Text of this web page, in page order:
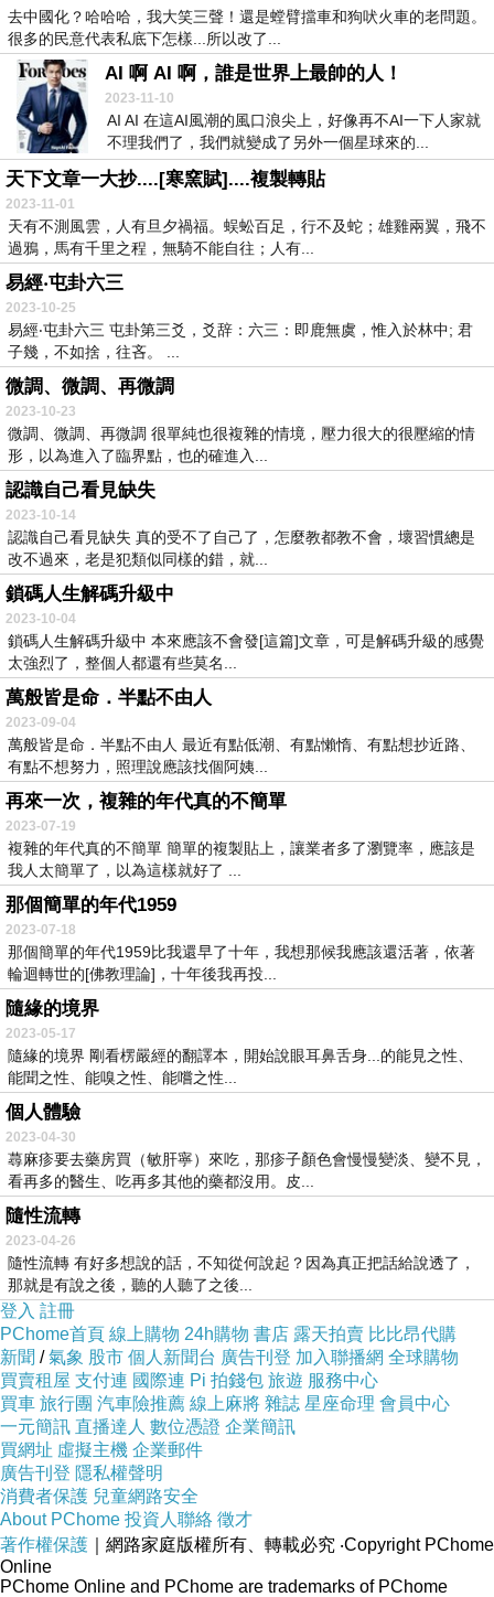
去中國化？哈哈哈，我大笑三聲！還是螳臂擋車和狗吠火車的老問題。
很多的民意代表私底下怎樣...所以改了...
AI 啊 AI 啊，誰是世界上最帥的人！
2023-11-10
AI AI 在這AI風潮的風口浪尖上，好像再不AI一下人家就
不理我們了，我們就變成了另外一個星球來的...
天下文章一大抄....[寒窯賦]....複製轉貼
2023-11-01
天有不測風雲，人有旦夕禍福。蜈蚣百足，行不及蛇；雄雞兩翼，飛不
過鴉，馬有千里之程，無騎不能自往；人有...
易經‧屯卦六三
2023-10-25
易經‧屯卦六三 屯卦第三爻，爻辞：六三：即鹿無虞，惟入於林中; 君
子幾，不如捨，往吝。 ...
微調、微調、再微調
2023-10-23
微調、微調、再微調 很單純也很複雜的情境，壓力很大的很壓縮的情
形，以為進入了臨界點，也的確進入...
認識自己看見缺失
2023-10-14
認識自己看見缺失 真的受不了自己了，怎麼教都教不會，壞習慣總是
改不過來，老是犯類似同樣的錯，就...
鎖碼人生解碼升級中
2023-10-04
鎖碼人生解碼升級中 本來應該不會發[這篇]文章，可是解碼升級的感覺
太強烈了，整個人都還有些莫名...
萬般皆是命．半點不由人
2023-09-04
萬般皆是命．半點不由人 最近有點低潮、有點懶惰、有點想抄近路、
有點不想努力，照理說應該找個阿姨...
再來一次，複雜的年代真的不簡單
2023-07-19
複雜的年代真的不簡單 簡單的複製貼上，讓業者多了瀏覽率，應該是
我人太簡單了，以為這樣就好了 ...
那個簡單的年代1959
2023-07-18
那個簡單的年代1959比我還早了十年，我想那候我應該還活著，依著
輪迴轉世的[佛教理論]，十年後我再投...
隨緣的境界
2023-05-17
隨緣的境界 剛看楞嚴經的翻譯本，開始說眼耳鼻舌身...的能見之性、
能聞之性、能嗅之性、能嚐之性...
個人體驗
2023-04-30
蕁麻疹要去藥房買（敏肝寧）來吃，那疹子顏色會慢慢變淡、變不見，
看再多的醫生、吃再多其他的藥都沒用。皮...
隨性流轉
2023-04-26
隨性流轉 有好多想說的話，不知從何說起？因為真正把話給說透了，
那就是有說之後，聽的人聽了之後...
登入 註冊
PChome首頁 線上購物 24h購物 書店 露天拍賣 比比昂代購
新聞 /氣象 股市 個人新聞台 廣告刊登 加入聯播網 全球購物
買賣租屋 支付連 國際連 Pi 拍錢包 旅遊 服務中心
買車 旅行團 汽車險推薦 線上麻將 雜誌 星座命理 會員中心
一元簡訊 直播達人 數位憑證 企業簡訊
買網址 虛擬主機 企業郵件
廣告刊登 隱私權聲明
消費者保護 兒童網路安全
About PChome 投資人聯絡 徵才
著作權保護 ｜網路家庭版權所有、轉載必究 ‧Copyright PChome
Online
PChome Online and PChome are trademarks of PChome